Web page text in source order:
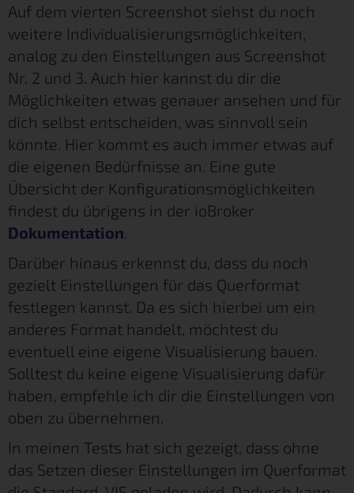
Auf dem vierten Screenshot siehst du noch
weitere Individualisierungsmöglichkeiten,
analog zu den Einstellungen aus Screenshot
Nr. 2 und 3. Auch hier kannst du dir die
Möglichkeiten etwas genauer ansehen und für
dich selbst entscheiden, was sinnvoll sein
könnte. Hier kommt es auch immer etwas auf
die eigenen Bedürfnisse an. Eine gute
Übersicht der Konfigurationsmöglichkeiten
findest du übrigens in der ioBroker
Dokumentation
Darüber hinaus erkennst du, dass du noch
gezielt Einstellungen für das Querformat
festlegen kannst. Da es sich hierbei um ein
anderes Format handelt, möchtest du
eventuell eine eigene Visualisierung bauen.
Solltest du keine eigene Visualisierung dafür
haben, empfehle ich dir die Einstellungen von
oben zu übernehmen.
In meinen Tests hat sich gezeigt, dass ohne
das Setzen dieser Einstellungen im Querformat